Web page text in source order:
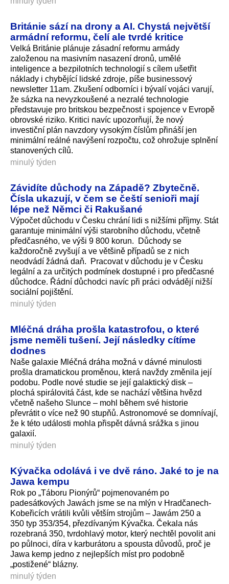
Británie sází na drony a AI. Chystá největší
armádní reformu, čelí ale tvrdé kritice
Velká Británie plánuje zásadní reformu armády
založenou na masivním nasazení dronů, umělé
inteligence a bezpilotních technologií s cílem ušetřit
náklady i chybějící lidské zdroje, píše businessový
newsletter 11am. Zkušení odborníci i bývalí vojáci varují,
že sázka na nevyzkoušené a nezralé technologie
představuje pro britskou bezpečnost i spojence v Evropě
obrovské riziko. Kritici navíc upozorňují, že nový
investiční plán navzdory vysokým číslům přináší jen
minimální reálné navýšení rozpočtu, což ohrožuje splnění
stanovených cílů.
minulý týden
Závidíte důchody na Západě? Zbytečně.
Čísla ukazují, v čem se čeští senioři mají
lépe než Němci či Rakušané
Výpočet důchodu v Česku chrání lidi s nižšími příjmy. Stát
garantuje minimální výši starobního důchodu, včetně
předčasného, ve výši 9 800 korun. Důchody se
každoročně zvyšují a ve většině případů se z nich
neodvádí žádná daň. Pracovat v důchodu je v Česku
legální a za určitých podmínek dostupné i pro předčasné
důchodce. Řádní důchodci navíc při práci odvádějí nižší
sociální pojištění.
minulý týden
Mléčná dráha prošla katastrofou, o které
jsme neměli tušení. Její následky cítíme
dodnes
Naše galaxie Mléčná dráha možná v dávné minulosti
prošla dramatickou proměnou, která navždy změnila její
podobu. Podle nové studie se její galaktický disk –
plochá spirálovitá část, kde se nachází většina hvězd
včetně našeho Slunce – mohl během své historie
převrátit o více než 90 stupňů. Astronomové se domnívají,
že k této události mohla přispět dávná srážka s jinou
galaxií.
minulý týden
Kývačka odolává i ve dvě ráno. Jaké to je na
Jawa kempu
Rok po „Táboru Pionýrů“ pojmenovaném po
padesátkových Jawách jsme se na mlýn v Hradčanech-
Kobeřicích vrátili kvůli větším strojům – Jawám 250 a
350 typ 353/354, přezdívaným Kývačka. Čekala nás
rozebraná 350, tvrdohlavý motor, který nechtěl povolit ani
po půlnoci, díra v karburátoru a spousta důvodů, proč je
Jawa kemp jedno z nejlepších míst pro podobně
„postižené“ blázny.
minulý týden